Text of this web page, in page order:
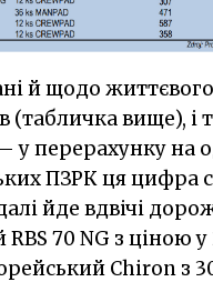
й щодо
(табличка вище), і
у перерахунку на
ПЗРК ця цифра
йде вдвічі
70 NG з ціною
Chiron з